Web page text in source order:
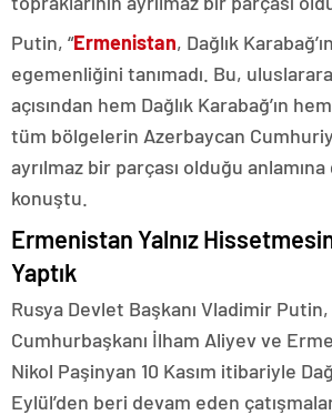
Putin, “Ermenistan, Dağlık
egemenliğini tanımadı. Bu,
açısından hem Dağlık Karabağ’ın
tüm bölgelerin Azerbaycan
ayrılmaz bir parçası olduğu
konuştu.
Ermenistan Yalnız
Yaptık
Rusya Devlet Başkanı Vladimir
Cumhurbaşkanı İlham Aliyev ve
Nikol Paşinyan 10 Kasım itibariyle
Eylül’den beri devam eden